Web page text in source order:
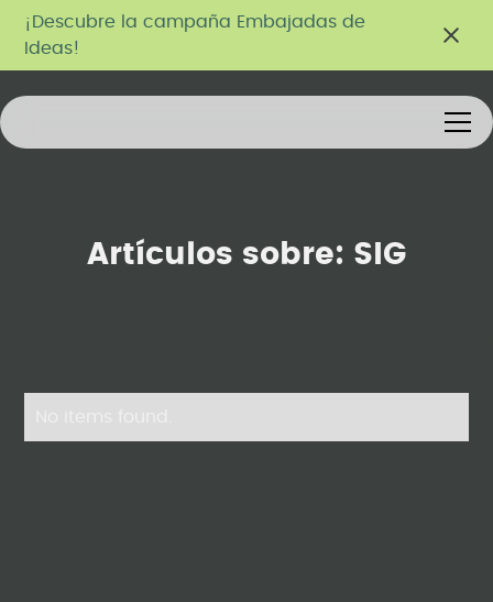
¡Descubre la campaña Embajadas de
Ideas!
Artículos sobre: SIG